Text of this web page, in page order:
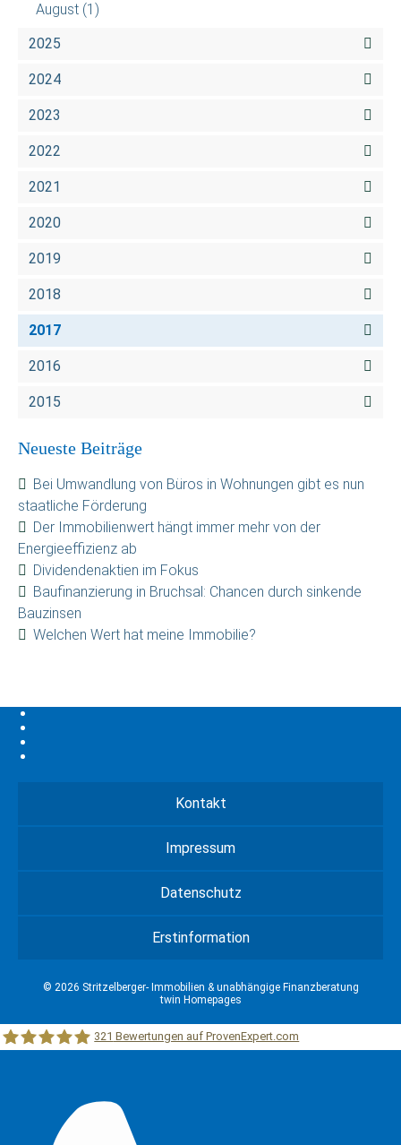
August (1)
2025
2024
2023
2022
2021
2020
2019
2018
2017
2016
2015
Neueste Beiträge
Bei Umwandlung von Büros in Wohnungen gibt es nun
staatliche Förderung
Der Immobilienwert hängt immer mehr von der
Energieeffizienz ab
Dividendenaktien im Fokus
Baufinanzierung in Bruchsal: Chancen durch sinkende
Bauzinsen
Welchen Wert hat meine Immobilie?
Kontakt
Impressum
Datenschutz
Erstinformation
© 2026 Stritzelberger- Immobilien & unabhängige Finanzberatung
twin Homepages
321 Bewertungen auf ProvenExpert.com